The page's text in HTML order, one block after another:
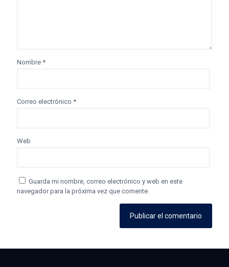
Nombre *
Correo electrónico *
Web
Guarda mi nombre, correo electrónico y web en este
navegador para la próxima vez que comente.